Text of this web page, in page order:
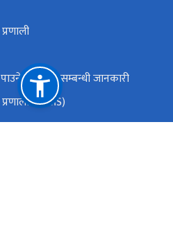
मालवस्तु सम्बन्धी जानकारी
(PAMS)